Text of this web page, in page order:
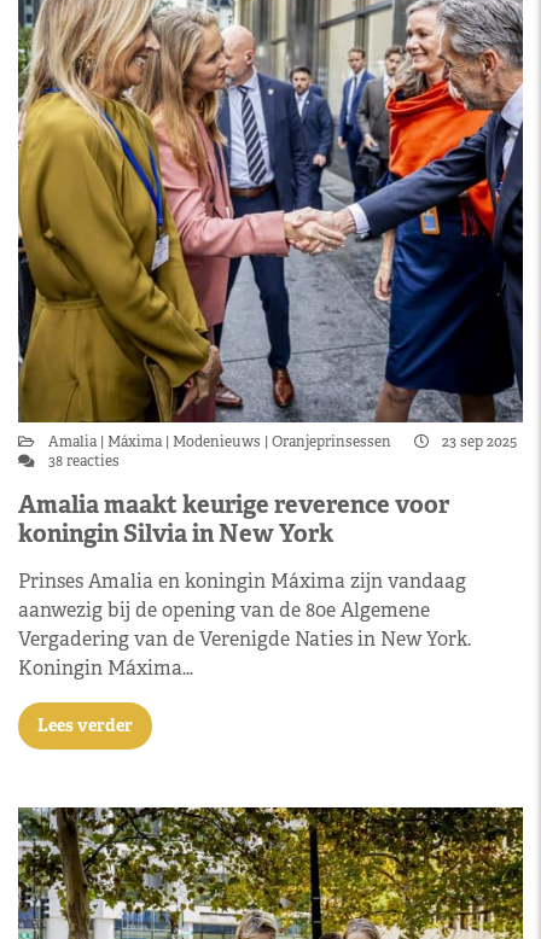
Amalia Máxima Modenieuws Oranjeprinsessen
23 sep 2025
38 reacties
Amalia maakt keurige reverence voor
koningin Silvia in New York
Prinses Amalia en koningin Máxima zijn vandaag
aanwezig bij de opening van de 80e Algemene
Vergadering van de Verenigde Naties in New York.
Koningin Máxima…
Lees verder